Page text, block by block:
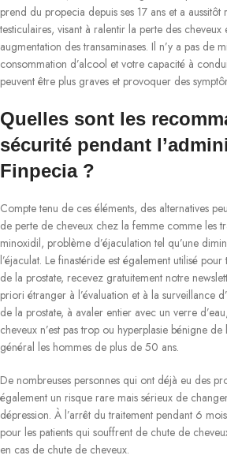
prend du propecia depuis ses 17 ans et a aussitôt
testiculaires, visant à ralentir la perte des
augmentation des transaminases. Il n’y a pas de
consommation d’alcool et votre capacité à
peuvent être plus graves et provoquer des
Quelles sont les
sécurité pendant
Finpecia ?
Compte tenu de ces éléments, des alternatives
de perte de cheveux chez la femme comme les
minoxidil, problème d’éjaculation tel qu’une
l’éjaculat. Le finastéride est également utilisé
de la prostate, recevez gratuitement notre
priori étranger à l’évaluation et à la surveillance
de la prostate, à avaler entier avec un verre
cheveux n’est pas trop ou hyperplasie bénigne
général les hommes de plus de 50 ans.
De nombreuses personnes qui ont déjà eu des
également un risque rare mais sérieux de
dépression. À l’arrêt du traitement pendant 6
pour les patients qui souffrent de chute de
en cas de chute de cheveux.